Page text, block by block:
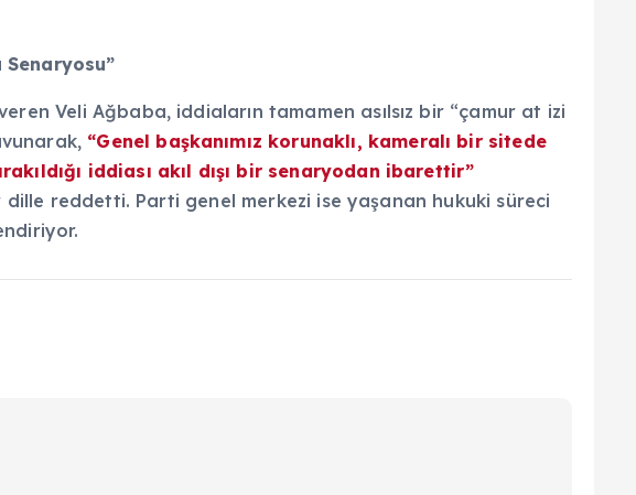
Veli Ağbaba, iddiaların tamamen asılsız bir “çamur at izi
“Genel başkanımız korunaklı, kameralı bir sitede
iddiası akıl dışı bir senaryodan ibarettir”
reddetti. Parti genel merkezi ise yaşanan hukuki süreci